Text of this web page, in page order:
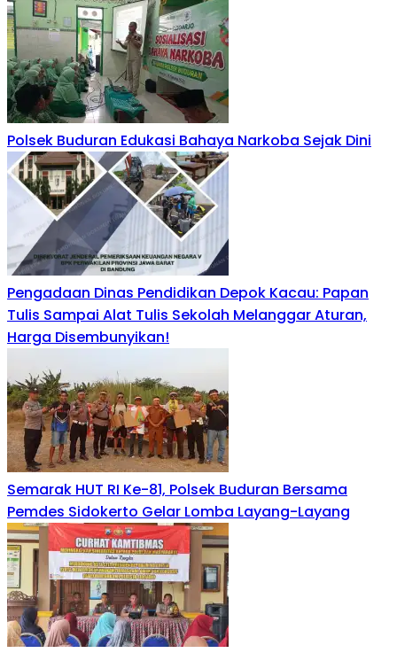
Polsek Buduran Edukasi Bahaya Narkoba Sejak Dini
Pengadaan Dinas Pendidikan Depok Kacau: Papan
Tulis Sampai Alat Tulis Sekolah Melanggar Aturan,
Harga Disembunyikan!
Semarak HUT RI Ke-81, Polsek Buduran Bersama
Pemdes Sidokerto Gelar Lomba Layang-Layang